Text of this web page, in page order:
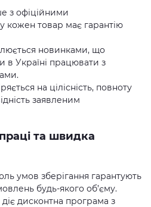
з офіційними
кожен товар має гарантію
новинками, що
Україні працювати з
на цілісність, повноту
заявленим
та швидка
умов зберігання гарантують
будь-якого об’єму.
діє дисконтна програма з